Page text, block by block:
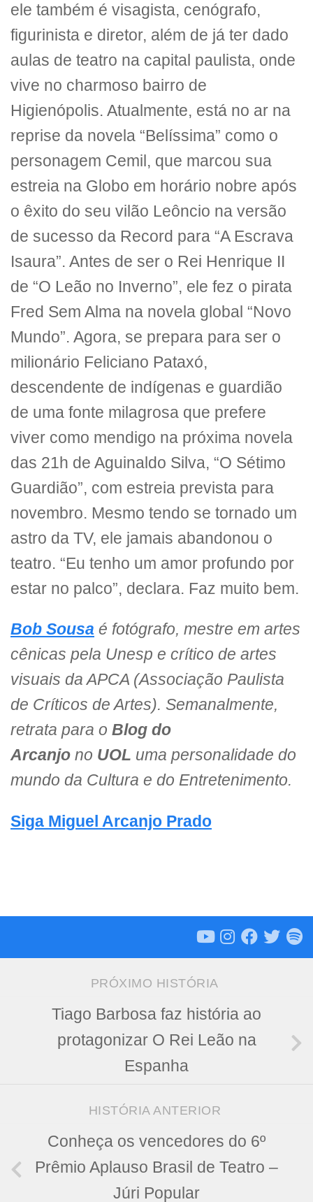
ele também é visagista, cenógrafo,
figurinista e diretor, além de já ter dado
aulas de teatro na capital paulista, onde
vive no charmoso bairro de
Higienópolis. Atualmente, está no ar na
reprise da novela “Belíssima” como o
personagem Cemil, que marcou sua
estreia na Globo em horário nobre após
o êxito do seu vilão Leôncio na versão
de sucesso da Record para “A Escrava
Isaura”. Antes de ser o Rei Henrique II
de “O Leão no Inverno”, ele fez o pirata
Fred Sem Alma na novela global “Novo
Mundo”. Agora, se prepara para ser o
milionário Feliciano Pataxó,
descendente de indígenas e guardião
de uma fonte milagrosa que prefere
viver como mendigo na próxima novela
das 21h de Aguinaldo Silva, “O Sétimo
Guardião”, com estreia prevista para
novembro. Mesmo tendo se tornado um
astro da TV, ele jamais abandonou o
teatro. “Eu tenho um amor profundo por
estar no palco”, declara. Faz muito bem.
Bob Sousa é fotógrafo, mestre em artes
cênicas pela Unesp e crítico de artes
visuais da APCA (Associação Paulista
de Críticos de Artes). Semanalmente,
retrata para o Blog do
Arcanjo no UOL uma personalidade do
mundo da Cultura e do Entretenimento.
Siga Miguel Arcanjo Prado
PRÓXIMO HISTÓRIA
Tiago Barbosa faz história ao
protagonizar O Rei Leão na
Espanha
HISTÓRIA ANTERIOR
Conheça os vencedores do 6º
Prêmio Aplauso Brasil de Teatro –
Júri Popular